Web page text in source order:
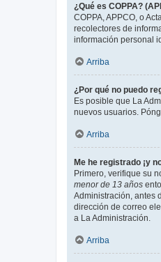
¿Qué es COPPA?
COPPA, APPCO, o
recolectores de
información personal
Arriba
¿Por qué no puedo
Es posible que La
nuevos usuarios.
Arriba
Me he registrado ¡y
Primero, verifique su
menor de 13 años
Administración, antes
dirección de correo
a La Administración.
Arriba